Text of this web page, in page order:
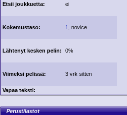
Etsii joukkuetta: ei
Kokemustaso: 1 , novice
Lähtenyt kesken pelin: 0%
Viimeksi pelissä: 3 vrk sitten
Vapaa teksti:
Perustilastot